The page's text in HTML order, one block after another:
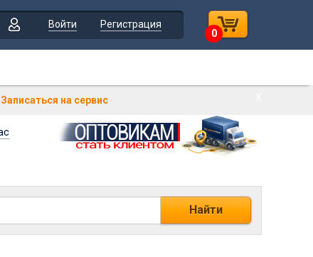
Войти
Регистрация
0
Записаться на сервис
Найти